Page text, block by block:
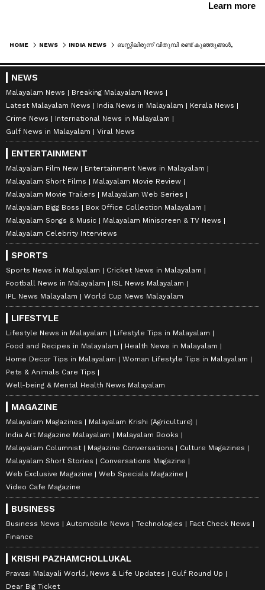
HOME NEWS INDIA NEWS
NEWS
Malayalam News
Breaking Malayalam News
Latest Malayalam News
India News in Malayalam
Kerala News
Crime News
International News in Malayalam
Gulf News in Malayalam
Viral News
ENTERTAINMENT
Malayalam Film New
Entertainment News in Malayalam
Malayalam Short Films
Malayalam Movie Review
Malayalam Movie Trailers
Malayalam Web Series
Malayalam Bigg Boss
Box Office Collection Malayalam
Malayalam Songs & Music
Malayalam Miniscreen & TV News
Malayalam Celebrity Interviews
SPORTS
Sports News in Malayalam
Cricket News in Malayalam
Football News in Malayalam
ISL News Malayalam
IPL News Malayalam
World Cup News Malayalam
LIFESTYLE
Lifestyle News in Malayalam
Lifestyle Tips in Malayalam
Food and Recipes in Malayalam
Health News in Malayalam
Home Decor Tips in Malayalam
Woman Lifestyle Tips in Malayalam
Pets & Animals Care Tips
Well-being & Mental Health News Malayalam
MAGAZINE
Malayalam Magazines
Malayalam Krishi (Agriculture)
India Art Magazine Malayalam
Malayalam Books
Malayalam Columnist
Magazine Conversations
Culture Magazines
Malayalam Short Stories
Conversations Magazine
Web Exclusive Magazine
Web Specials Magazine
Video Cafe Magazine
BUSINESS
Business News Automobile News Technologies
Fact Check News
Finance
KRISHI PAZHAMCHOLLUKAL
Pravasi Malayali World, News & Life Updates
Gulf Round Up
Dear Big Ticket